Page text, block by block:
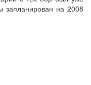
запланирован на 2008